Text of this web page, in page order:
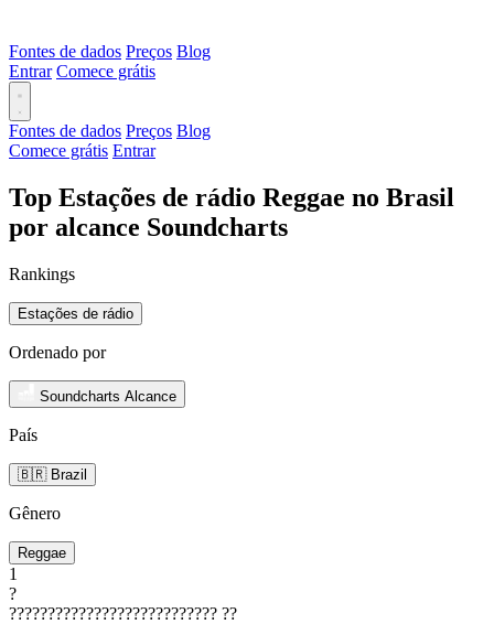
Fontes de dados Preços Blog
Entrar Comece grátis
Fontes de dados Preços Blog
Comece grátis Entrar
Top Estações de rádio Reggae no Brasil
por alcance Soundcharts
Rankings
Estações de rádio
Ordenado por
Soundcharts Alcance
País
🇧🇷 Brazil
Gênero
Reggae
1
?
??????????????????????????? ??